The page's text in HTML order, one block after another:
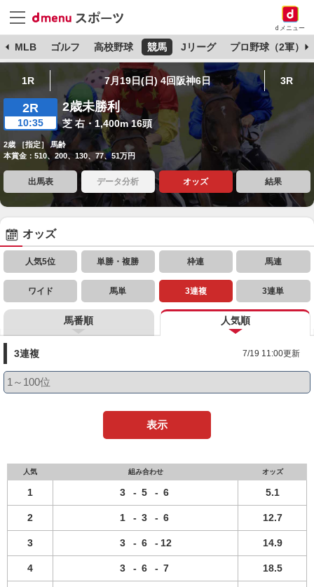
dメニュー
MLB ゴルフ 高校野球 競馬 Jリーグ プロ野球（2軍）
1R 7月19日(日) 4回阪神6日 3R
2R
10:35
2歳未勝利
芝 右・1,400m 16頭
2歳 ［指定］ 馬齢
本賞金：510、200、130、77、51万円
出馬表 データ分析 オッズ 結果
オッズ
人気5位 単勝・複勝 枠連 馬連
ワイド 馬単 3連複 3連単
馬番順 人気順
3連複 7/19 11:00更新
表示
人気 組み合わせ オッズ
1 3 - 5 - 6 5.1
2 1 - 3 - 6 12.7
3 3 - 6 - 12 14.9
4 3 - 6 - 7 18.5